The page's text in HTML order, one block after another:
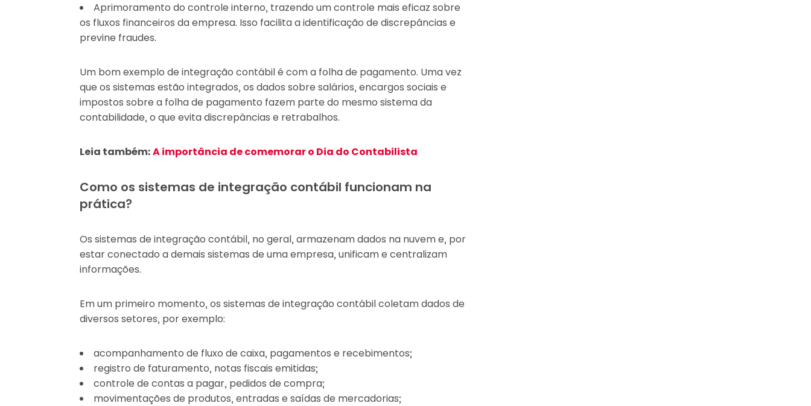
Aprimoramento do controle interno, trazendo um controle mais eficaz sobre
os fluxos financeiros da empresa. Isso facilita a identificação de discrepâncias e
previne fraudes.
Um bom exemplo de integração contábil é com a folha de pagamento. Uma vez
que os sistemas estão integrados, os dados sobre salários, encargos sociais e
impostos sobre a folha de pagamento fazem parte do mesmo sistema da
contabilidade, o que evita discrepâncias e retrabalhos.
Leia também:A importância de comemorar o Dia do Contabilista
Como os sistemas de integração contábil funcionam na
prática?
Os sistemas de integração contábil, no geral, armazenam dados na nuvem e, por
estar conectado a demais sistemas de uma empresa, unificam e centralizam
informações.
Em um primeiro momento, os sistemas de integração contábil coletam dados de
diversos setores, por exemplo:
acompanhamento de fluxo de caixa, pagamentos e recebimentos;
registro de faturamento, notas fiscais emitidas;
controle de contas a pagar, pedidos de compra;
movimentações de produtos, entradas e saídas de mercadorias;